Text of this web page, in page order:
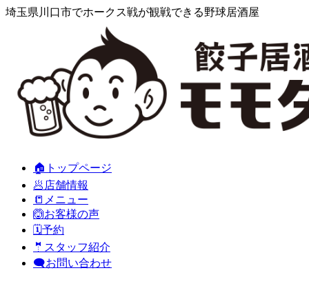
埼玉県川口市でホークス戦が観戦できる野球居酒屋
🏠トップページ
🥟店舗情報
📒メニュー
🙆お客様の声
🗓️予約
🤵スタッフ紹介
🗨️お問い合わせ